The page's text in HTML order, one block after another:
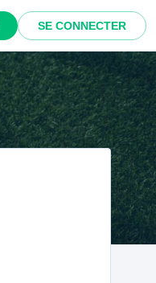
SE CONNECTER